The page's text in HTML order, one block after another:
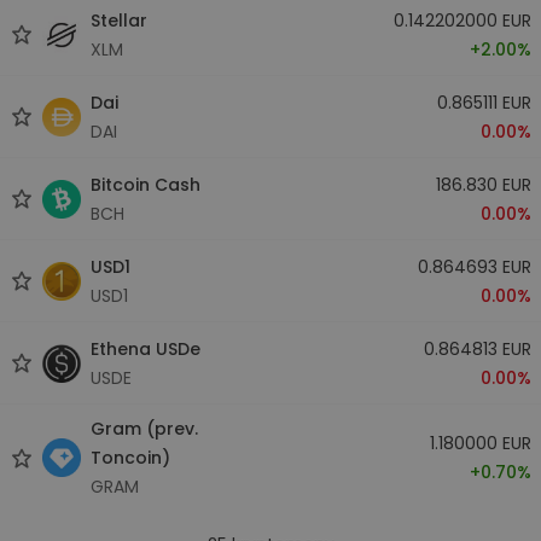
Stellar
XLM
0.142202000 EUR
+2.00%
Dai
DAI
0.865111 EUR
0.00%
Bitcoin Cash
BCH
186.830 EUR
0.00%
USD1
USD1
0.864693 EUR
0.00%
Ethena USDe
USDE
0.864813 EUR
0.00%
Gram (prev.
Toncoin)
GRAM
1.180000 EUR
+0.70%